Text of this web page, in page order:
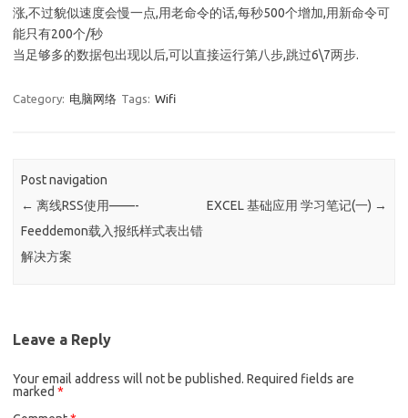
涨,不过貌似速度会慢一点,用老命令的话,每秒500个增加,用新命令可
能只有200个/秒
当足够多的数据包出现以后,可以直接运行第八步,跳过6\7两步.
Category: 电脑网络 Tags: Wifi
Post navigation
← 离线RSS使用——-
Feeddemon载入报纸样式表出错
解决方案
EXCEL 基础应用 学习笔记(一) →
Leave a Reply
Your email address will not be published. Required fields are
marked *